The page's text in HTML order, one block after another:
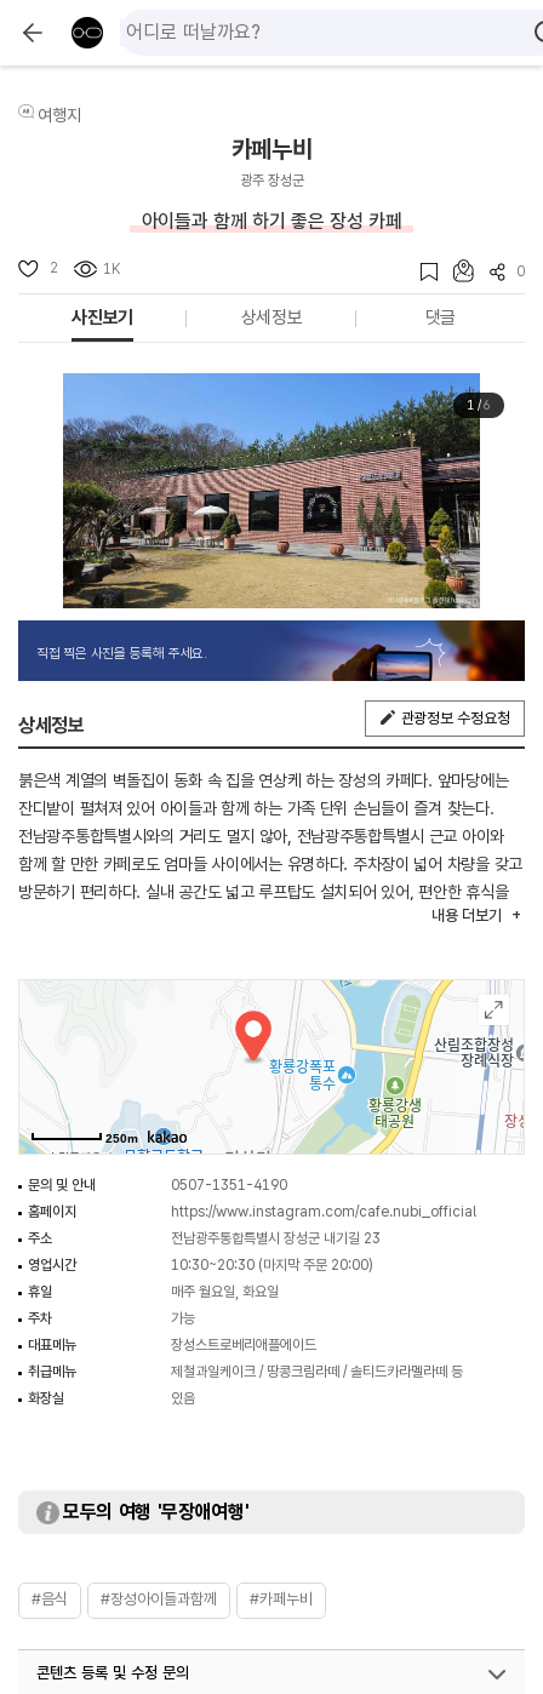
여행지
카페누비
광주 장성군
아이들과 함께 하기 좋은 장성 카페
2 1K 0
사진보기 상세정보 댓글
1/6
직접 찍은 사진을 등록해 주세요.
상세정보 관광정보 수정요청
붉은색 계열의 벽돌집이 동화 속 집을 연상케 하는 장성의 카페다. 앞마당에는
잔디밭이 펼쳐져 있어 아이들과 함께 하는 가족 단위 손님들이 즐겨 찾는다.
전남광주통합특별시와의 거리도 멀지 않아, 전남광주통합특별시 근교 아이와
함께 할 만한 카페로도 엄마들 사이에서는 유명하다. 주차장이 넓어 차량을 갖고
방문하기 편리하다. 실내 공간도 넓고 루프탑도 설치되어 있어, 편안한 휴식을
취하기에도 부족함이 없다. 식혜, 애플티, 수제딸기우유 등 다양한 메뉴가 있어,
있어 연계 관광하기 수월하다.
내용 더보기
250m
문의 및 안내
0507-1351-4190
홈페이지
https://www.instagram.com/cafe.nubi_official
주소
전남광주통합특별시 장성군 내기길 23
영업시간
10:30~20:30 (마지막 주문 20:00)
휴일
매주 월요일, 화요일
주차
가능
대표메뉴
장성스트로베리애플에이드
취급메뉴
제철과일케이크 / 땅콩크림라떼 / 솔티드카라멜라떼 등
화장실
있음
모두의 여행 '무장애여행'
#음식 #장성아이들과함께 #카페누비
콘텐츠 등록 및 수정 문의